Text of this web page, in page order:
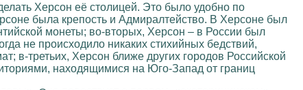
Херсон её столицей. Это было удобно по
была крепость и Адмиралтейство. В Херсоне был
монеты; во-вторых, Херсон – в России был
не происходило никаких стихийных бедствий,
в-третьих, Херсон ближе других городов Российской
находящимися на Юго-Запад от границ